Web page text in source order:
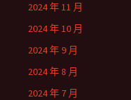
2024 年 11 月
2024 年 10 月
2024 年 9 月
2024 年 8 月
2024 年 7 月